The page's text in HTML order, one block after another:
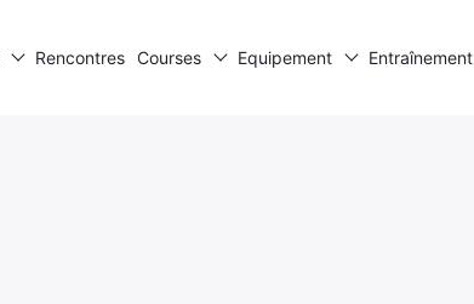
Rencontres Courses Equipement Entraînement